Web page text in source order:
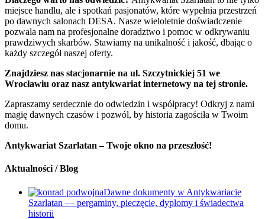
miejsce handlu, ale i spotkań pasjonatów, które wypełnia przestrzeń
po dawnych salonach DESA. Nasze wieloletnie doświadczenie
pozwala nam na profesjonalne doradztwo i pomoc w odkrywaniu
prawdziwych skarbów. Stawiamy na unikalność i jakość, dbając o
każdy szczegół naszej oferty.
Znajdziesz nas stacjonarnie na ul. Szczytnickiej 51 we
Wrocławiu oraz nasz antykwariat internetowy na tej stronie.
Zapraszamy serdecznie do odwiedzin i współpracy! Odkryj z nami
magię dawnych czasów i pozwól, by historia zagościła w Twoim
domu.
Antykwariat Szarlatan – Twoje okno na przeszłość!
Aktualności / Blog
Dawne dokumenty w Antykwariacie
Szarlatan — pergaminy, pieczęcie, dyplomy i świadectwa
historii